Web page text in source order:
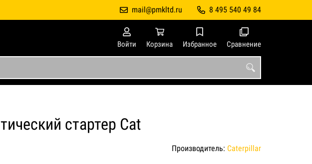
8 495 540 49 84
mail@pmkltd.ru
Войти Корзина Избранное Сравнение
стартер Cat
Производитель: Caterpillar